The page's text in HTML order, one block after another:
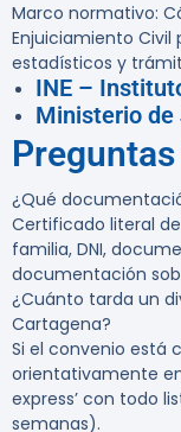
Marco normativo:
Enjuiciamiento Civil
estadísticos y
INE –
Ministerio de
¿Qué
Certificado literal
familia, DNI,
documentación
¿Cuánto tarda un
Cartagena?
Si el convenio está
orientativamente
express’ con todo
semanas).